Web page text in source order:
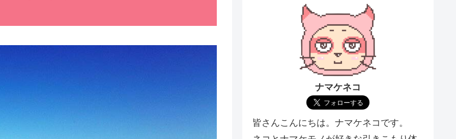
ナマケネコ
皆さんこんにちは。ナマケネコです。